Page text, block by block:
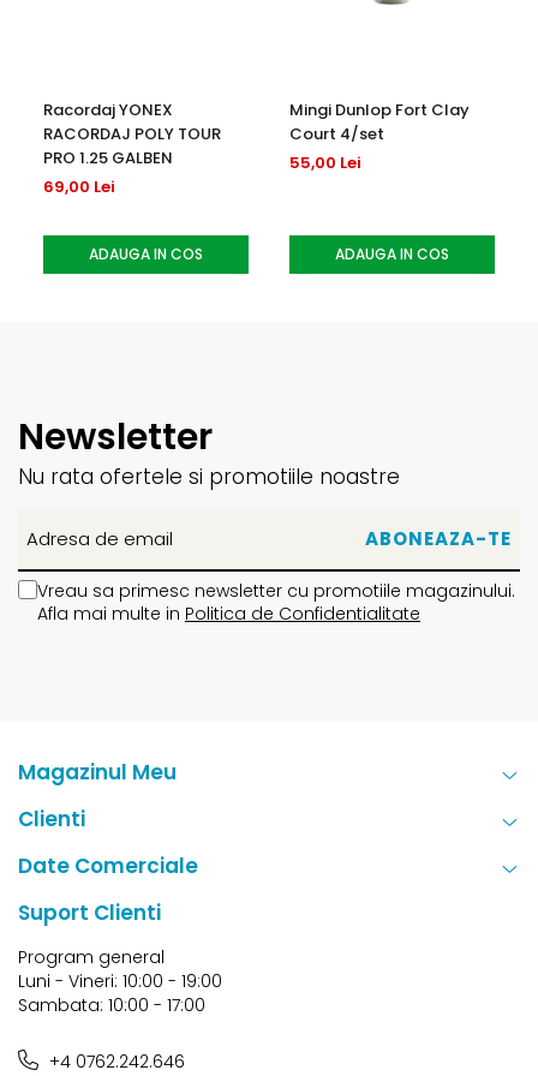
Racordaj YONEX
RACORDAJ POLY TOUR
PRO 1.25 GALBEN
69,00 Lei
ADAUGA IN COS
Mingi Dunlop Fort Clay
Court 4/set
55,00 Lei
ADAUGA IN COS
Newsletter
Nu rata ofertele si promotiile noastre
Vreau sa primesc newsletter cu promotiile magazinului.
Afla mai multe in Politica de Confidentialitate
Magazinul Meu
Clienti
Date Comerciale
Suport Clienti
Program general
Luni - Vineri: 10:00 - 19:00
Sambata: 10:00 - 17:00
+4 0762.242.646